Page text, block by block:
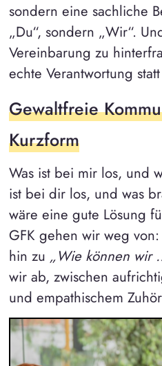
sondern eine sachliche
„Du“, sondern „Wir“.
Vereinbarung zu
echte Verantwortung
Gewaltfreie
Kurzform
Was ist bei mir los, und
ist bei dir los, und was
wäre eine gute Lösung
GFK gehen wir weg von:
hin zu „Wie können wir
wir ab, zwischen
und empathischem